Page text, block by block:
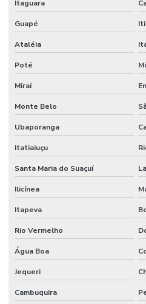
Itaguara
Guapé
Ataléia
Poté
Miraí
Monte Belo
Ubaporanga
Itatiaiuçu
Santa Maria do Suaçuí
Ilicínea
Itapeva
Rio Vermelho
Água Boa
Jequeri
Cambuquira